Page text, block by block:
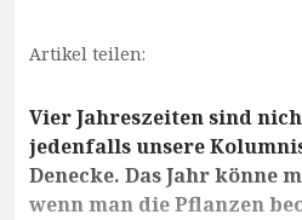
Artikel teilen:
Vier Jahreszeiten sind
jedenfalls unsere
Denecke. Das Jahr könne
wenn man die Pflanzen